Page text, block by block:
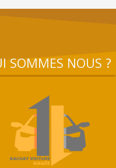
SOMMES NOUS ?